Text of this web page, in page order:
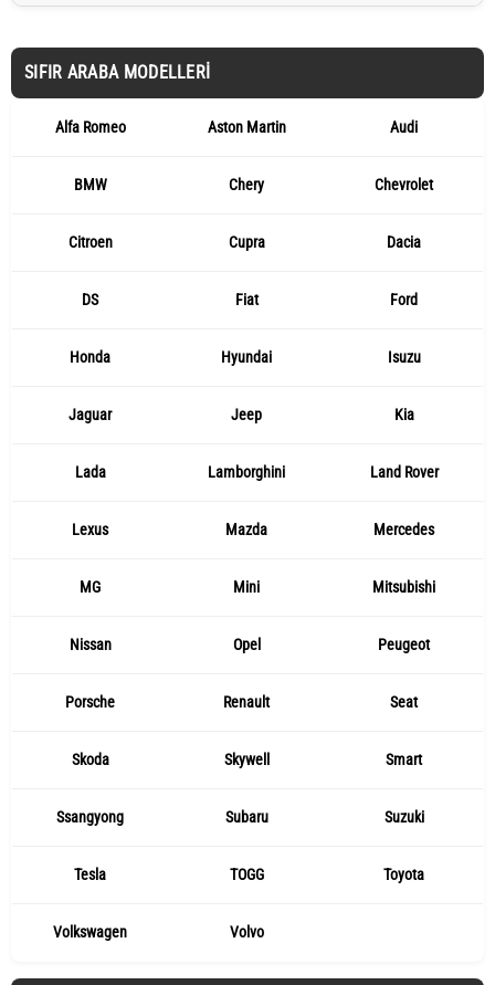
SIFIR ARABA MODELLERI
Alfa Romeo Aston Martin Audi
BMW Chery Chevrolet
Citroen Cupra Dacia
DS Fiat Ford
Honda Hyundai Isuzu
Jaguar Jeep Kia
Lada Lamborghini Land Rover
Lexus Mazda Mercedes
MG Mini Mitsubishi
Nissan Opel Peugeot
Porsche Renault Seat
Skoda Skywell Smart
Ssangyong Subaru Suzuki
Tesla TOGG Toyota
Volkswagen Volvo